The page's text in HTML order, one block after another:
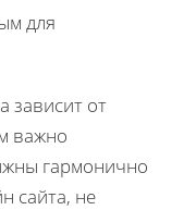
для
зависит от
важно
гармонично
сайта, не